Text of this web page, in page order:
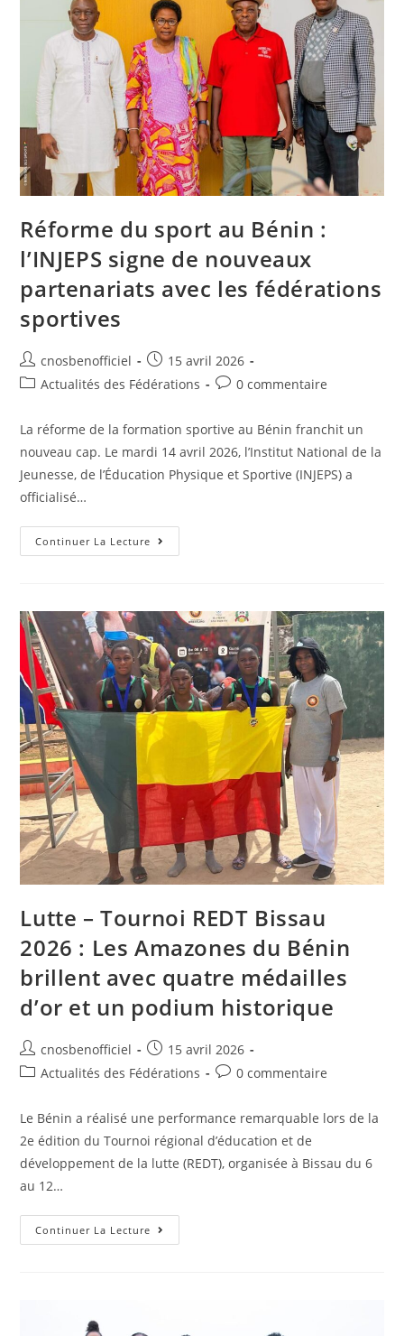
Réforme du sport au Bénin :
l’INJEPS signe de nouveaux
partenariats avec les fédérations
sportives
cnosbenofficiel
15 avril 2026
Actualités des Fédérations
0 commentaire
La réforme de la formation sportive au Bénin franchit un
nouveau cap. Le mardi 14 avril 2026, l’Institut National de la
Jeunesse, de l’Éducation Physique et Sportive (INJEPS) a
officialisé…
Continuer La Lecture
Lutte – Tournoi REDT Bissau
2026 : Les Amazones du Bénin
brillent avec quatre médailles
d’or et un podium historique
cnosbenofficiel
15 avril 2026
Actualités des Fédérations
0 commentaire
Le Bénin a réalisé une performance remarquable lors de la
2e édition du Tournoi régional d’éducation et de
développement de la lutte (REDT), organisée à Bissau du 6
au 12…
Continuer La Lecture